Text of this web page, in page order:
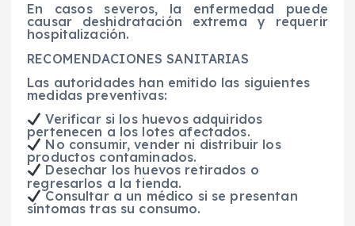
En casos severos, la enfermedad puede
causar deshidratación extrema y requerir
hospitalización.
RECOMENDACIONES SANITARIAS
Las autoridades han emitido las siguientes
medidas preventivas:
Verificar si los huevos adquiridos
pertenecen a los lotes afectados.
No consumir, vender ni distribuir los
productos contaminados.
Desechar los huevos retirados o
regresarlos a la tienda.
Consultar a un médico si se presentan
síntomas tras su consumo.